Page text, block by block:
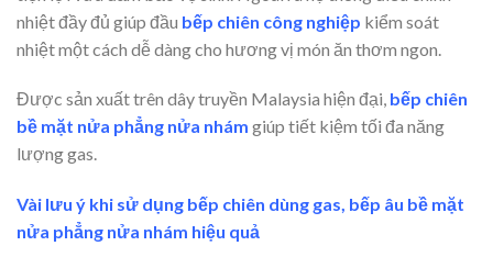
nhiệt đầy đủ giúp đầu bếp chiên công nghiệp kiểm soát
nhiệt một cách dễ dàng cho hương vị món ăn thơm ngon.
Được sản xuất trên dây truyền Malaysia hiện đại, bếp chiên
bề mặt nửa phẳng nửa nhám giúp tiết kiệm tối đa năng
lượng gas.
Vài lưu ý khi sử dụng bếp chiên dùng gas, bếp âu bề mặt
nửa phẳng nửa nhám hiệu quả